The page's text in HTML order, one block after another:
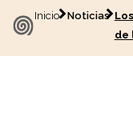
Inicio Noticias
de